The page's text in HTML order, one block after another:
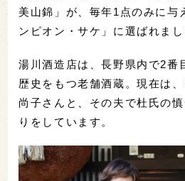
美山錦」が、毎年1点のみに与
ンピオン・サケ」に選ばれまし
湯川酒造店は、長野県内で2番
歴史をもつ老舗酒蔵。現在は、
尚子さんと、その夫で杜氏の
りをしています。